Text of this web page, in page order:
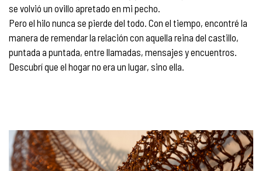
se volvió un ovillo apretado en mi pecho.
Pero el hilo nunca se pierde del todo. Con el tiempo, encontré la
manera de remendar la relación con aquella reina del castillo,
puntada a puntada, entre llamadas, mensajes y encuentros.
Descubrí que el hogar no era un lugar, sino ella.